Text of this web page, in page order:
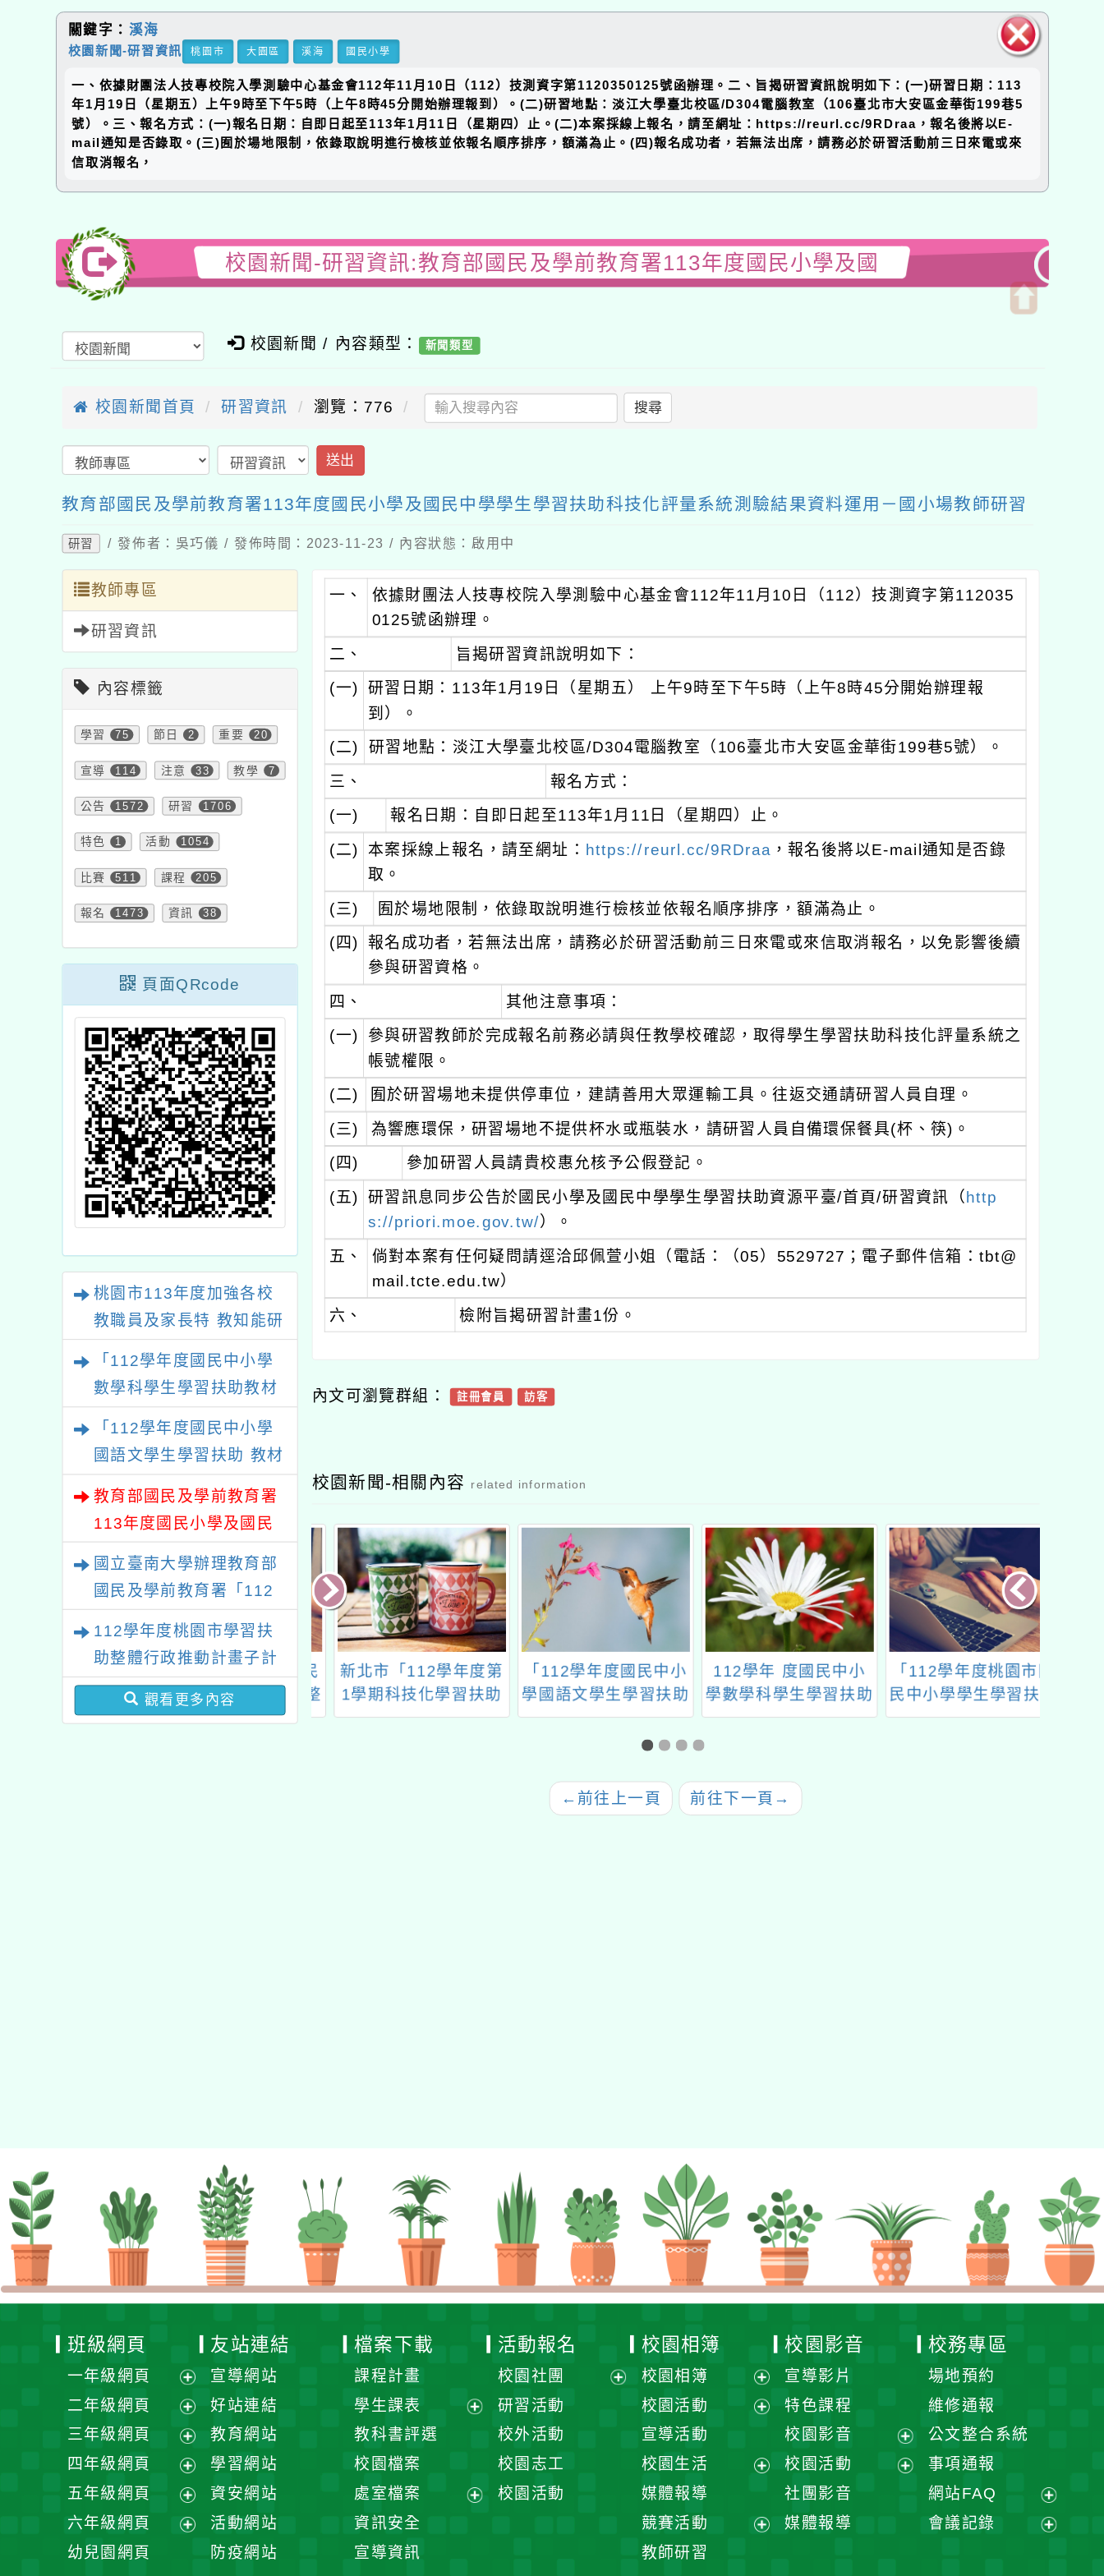
塊
關鍵字： 溪海
校園新聞-研習資訊 桃園市 大園區 溪海 國民小學
一、依據財團法人技專校院入學測驗中心基金會112年11月10日（112）技測資字第1120350125號函辦理。二、旨揭研習資訊說明如下：(一)研習日期：113
年1月19日（星期五）上午9時至下午5時（上午8時45分開始辦理報到）。(二)研習地點：淡江大學臺北校區/D304電腦教室（106臺北市大安區金華街199巷5
號）。三、報名方式：(一)報名日期：自即日起至113年1月11日（星期四）止。(二)本案採線上報名，請至網址：https://reurl.cc/9RDraa，報名後將以E-
mail通知是否錄取。(三)囿於場地限制，依錄取說明進行檢核並依報名順序排序，額滿為止。(四)報名成功者，若無法出席，請務必於研習活動前三日來電或來
信取消報名，
校園新聞-研習資訊:教育部國民及學前教育署113年度國民小學及國
校園新聞 / 內容類型： 新聞類型
校園新聞首頁 研習資訊 瀏覽：776 搜尋
送出
教育部國民及學前教育署113年度國民小學及國民中學學生學習扶助科技化評量系統測驗結果資料運用－國小場教師研習
研習 / 發佈者：吳巧儀 / 發佈時間：2023-11-23 / 內容狀態：啟用中
教師專區
研習資訊
內容標籤
學習 75 節日 2 重要 20
宣導 114 注意 33 教學 7
公告 1572 研習 1706
特色 1 活動 1054
比賽 511 課程 205
報名 1473 資訊 38
頁面QRcode
桃園市113年度加強各校
教職員及家長特 教知能研
習
「112學年度國民中小學
數學科學生學習扶助教材
研發計畫」之國民小學數
學領域扶助教學教材研習
「112學年度國民中小學
國語文學生學習扶助 教材
教育部國民及學前教育署
113年度國民小學及國民
國立臺南大學辦理教育部
國民及學前教育署「112
扶助教學教材研習課程實
施計畫
112學年度桃園市學習扶
助整體行政推動計畫子計
畫十三：科技化評量系統
增能研習
觀看更多內容
一、
依據財團法人技專校院入學測驗中心基金會112年11月10日（112）技測資字第112035
0125號函辦理。
二、
旨揭研習資訊說明如下：
(一)
研習日期：113年1月19日（星期五） 上午9時至下午5時（上午8時45分開始辦理報
到）。
(二) 研習地點：淡江大學臺北校區/D304電腦教室（106臺北市大安區金華街199巷5號）。
三、
報名方式：
(一)
報名日期：自即日起至113年1月11日（星期四）止。
(二) 本案採線上報名，請至網址： https://reurl.cc/9RDraa ，報名後將以E-mail通知是否錄
取。
(三)
囿於場地限制，依錄取說明進行檢核並依報名順序排序，額滿為止。
(四)
報名成功者，若無法出席，請務必於研習活動前三日來電或來信取消報名，以免影響後續
參與研習資格。
四、
其他注意事項：
(一)
參與研習教師於完成報名前務必請與任教學校確認，取得學生學習扶助科技化評量系統之
帳號權限。
(二)
囿於研習場地未提供停車位，建請善用大眾運輸工具。往返交通請研習人員自理。
(三)
為響應環保，研習場地不提供杯水或瓶裝水，請研習人員自備環保餐具(杯、筷)。
(四) 參加研習人員請貴校惠允核予公假登記。
(五) 研習訊息同步公告於國民小學及國民中學學生學習扶助資源平臺/首頁/研習資訊（ http
s://priori.moe.gov.tw/）。
五、 倘對本案有任何疑問請逕洽邱佩萱小姐（電話：（05）5529727；電子郵件信箱：tbt@
mail.tcte.edu.tw）
六、
檢附旨揭研習計畫1份。
內文可瀏覽群組： 註冊會員 訪客
校園新聞-相關內容 related information
年度國民中小
中小學學生學習扶助整
體行政推動計畫-子計
新北市「112學年度第
1學期科技化學習扶助
教師增能研習」
「112學年度國民中小
學國語文學生學習扶助
教材研習」臺中及高雄
112學年 度國民中小
學數學科學生學習扶助
教材研發計畫
「112學年度桃園市國
民中小學學生學習扶助
整體行政推動計畫子計
← 前往上一頁 前往下一頁 →
班級網頁
一年級網頁
展
開
選
單
二年級網頁
展
選
單
三年級網頁
展
選
單
四年級網頁
展
選
五年級網頁
展
開
六年級網頁
幼兒園網頁
友站連結
宣導網站
好站連結
教育網站
學習網站
資安網站
活動網站
防疫網站
檔案下載
課程計畫
學生課表
單
教科書評選
校園檔案
處室檔案
資訊安全
宣導資訊
活動報名
校園社團
研習活動
校外活動
校園志工
校園活動
校園相簿
校園相簿
展
開
單
校園活動
選
宣導活動
校園生活
選
媒體報導
競賽活動
教師研習
校園影音
宣導影片
特色課程
校園影音
展
校園活動
社團影音
媒體報導
校務專區
場地預約
維修通報
公文整合系統
事項通報
網站FAQ
展
開
會議記錄